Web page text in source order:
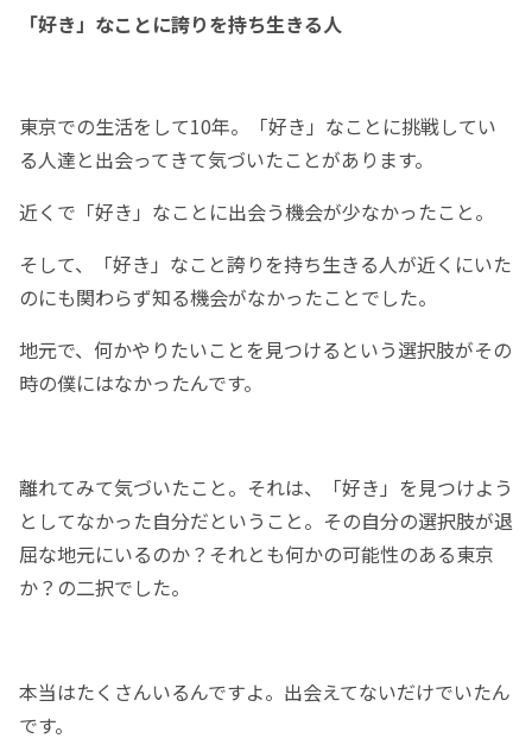
「好き」なことに誇りを持ち生きる人
東京での生活をして10年。「好き」なことに挑戦してい
る人達と出会ってきて気づいたことがあります。
近くで「好き」なことに出会う機会が少なかったこと。
そして、「好き」なこと誇りを持ち生きる人が近くにいた
のにも関わらず知る機会がなかったことでした。
地元で、何かやりたいことを見つけるという選択肢がその
時の僕にはなかったんです。
離れてみて気づいたこと。それは、「好き」を見つけよう
としてなかった自分だということ。その自分の選択肢が退
屈な地元にいるのか？それとも何かの可能性のある東京
か？の二択でした。
本当はたくさんいるんですよ。出会えてないだけでいたん
です。